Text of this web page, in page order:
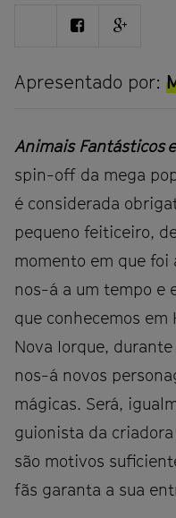
ShareShare Share
plus
Apresentado por:
Animais Fantásticos
spin-off da mega
é considerada
pequeno feiticeiro,
momento em que
nos-á a um tempo e
que conhecemos
Nova Iorque,
nos-á novos
mágicas. Será,
guionista da criadora
são motivos
fãs garanta a sua